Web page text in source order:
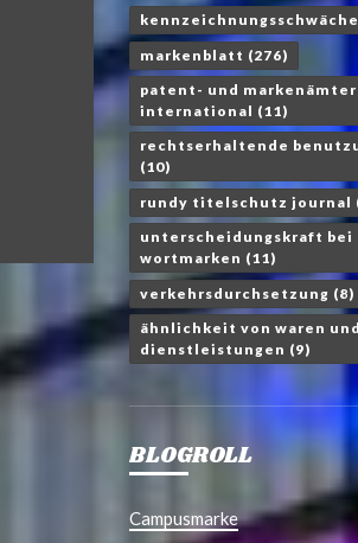
kennzeichnungsschwäche
markenblatt (276)
patent- und markenämter
international (11)
rechtserhaltende
(10)
rundy titelschutz journal
unterscheidungskraft bei
wortmarken (11)
verkehrsdurchsetzung (8)
ähnlichkeit von waren und
dienstleistungen (9)
BLOGROLL
Campusmarke